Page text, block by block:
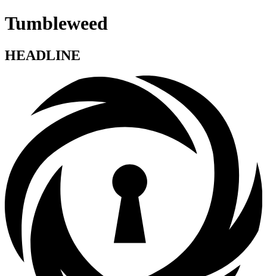
Tumbleweed
HEADLINE